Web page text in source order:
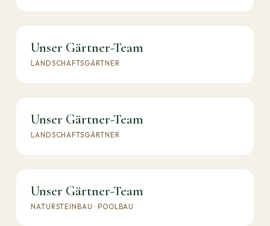
Unser Gärtner-Team
LANDSCHAFTSGÄRTNER
Unser Gärtner-Team
LANDSCHAFTSGÄRTNER
Unser Gärtner-Team
NATURSTEINBAU · POOLBAU